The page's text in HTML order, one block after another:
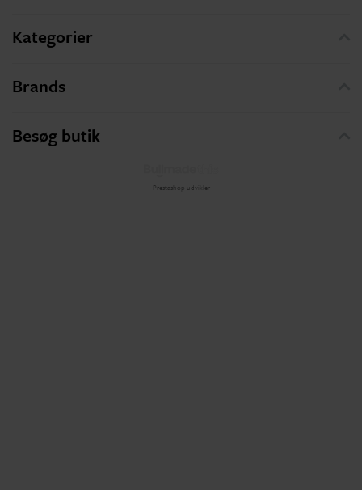
Kategorier
Brands
Besøg butik
Prestashop udvikler